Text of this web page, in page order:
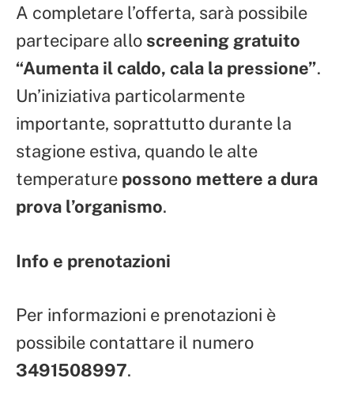
A completare l’offerta, sarà possibile
partecipare allo screening gratuito
“Aumenta il caldo, cala la pressione”.
Un’iniziativa particolarmente
importante, soprattutto durante la
stagione estiva, quando le alte
temperature possono mettere a dura
prova l’organismo.
Info e prenotazioni
Per informazioni e prenotazioni è
possibile contattare il numero
3491508997.